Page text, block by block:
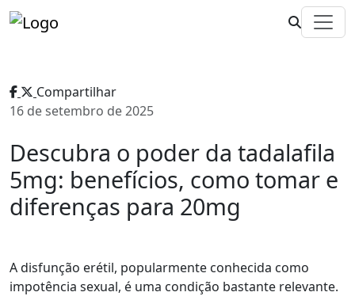
Compartilhar
16 de setembro de 2025
Descubra o poder da tadalafila
5mg: benefícios, como tomar e
diferenças para 20mg
A disfunção erétil, popularmente conhecida como
impotência sexual, é uma condição bastante relevante.